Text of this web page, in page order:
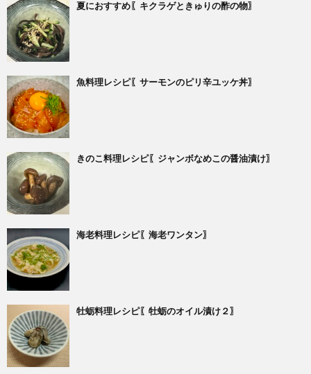
夏におすすめ〖キクラゲときゅりの酢の物〗
魚料理レシピ〖サーモンのピリ辛ユッケ丼〗
きのこ料理レシピ〖ジャンボなめこの醤油漬け〗
海老料理レシピ〖海老ワンタン〗
牡蛎料理レシピ〖牡蛎のオイル漬け２〗